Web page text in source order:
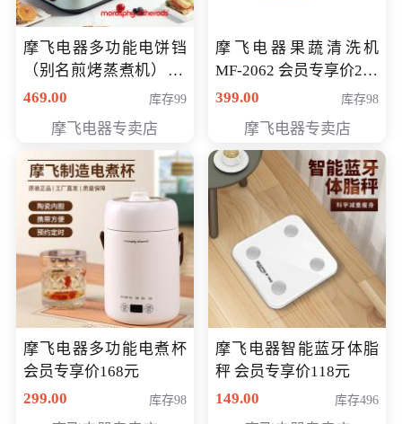
摩飞电器多功能电饼铛
（别名煎烤蒸煮机） 型
号MF-8888B 会员专享
469.00 库存99
摩飞电器专卖店
摩飞电器果蔬清洗机
MF-2062 会员专享价268
元
399.00 库存98
摩飞电器专卖店
摩飞电器多功能电煮杯
会员专享价168元
299.00
库存98
摩飞电器智能蓝牙体脂
秤 会员专享价118元
149.00
库存496